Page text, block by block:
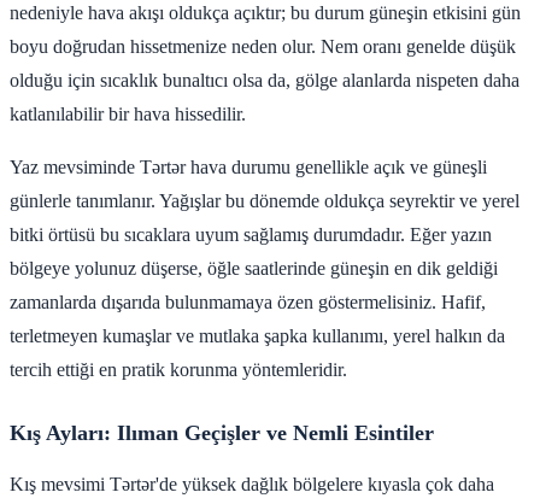
nedeniyle hava akışı oldukça açıktır; bu durum güneşin etkisini gün
boyu doğrudan hissetmenize neden olur. Nem oranı genelde düşük
olduğu için sıcaklık bunaltıcı olsa da, gölge alanlarda nispeten daha
katlanılabilir bir hava hissedilir.
Yaz mevsiminde Tərtər hava durumu genellikle açık ve güneşli
günlerle tanımlanır. Yağışlar bu dönemde oldukça seyrektir ve yerel
bitki örtüsü bu sıcaklara uyum sağlamış durumdadır. Eğer yazın
bölgeye yolunuz düşerse, öğle saatlerinde güneşin en dik geldiği
zamanlarda dışarıda bulunmamaya özen göstermelisiniz. Hafif,
terletmeyen kumaşlar ve mutlaka şapka kullanımı, yerel halkın da
tercih ettiği en pratik korunma yöntemleridir.
Kış Ayları: Ilıman Geçişler ve Nemli Esintiler
Kış mevsimi Tərtər'de yüksek dağlık bölgelere kıyasla çok daha